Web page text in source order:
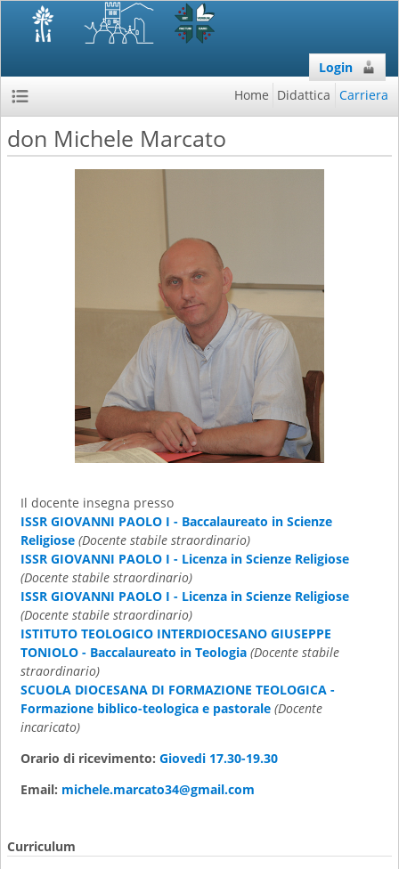
Login
Home Didattica Carriera
don Michele Marcato
Il docente insegna presso
ISSR GIOVANNI PAOLO I - Baccalaureato in Scienze
Religiose (Docente stabile straordinario)
ISSR GIOVANNI PAOLO I - Licenza in Scienze Religiose
(Docente stabile straordinario)
ISSR GIOVANNI PAOLO I - Licenza in Scienze Religiose
(Docente stabile straordinario)
ISTITUTO TEOLOGICO INTERDIOCESANO GIUSEPPE
TONIOLO - Baccalaureato in Teologia (Docente stabile
straordinario)
SCUOLA DIOCESANA DI FORMAZIONE TEOLOGICA -
Formazione biblico-teologica e pastorale (Docente
incaricato)
Orario di ricevimento: Giovedi 17.30-19.30
Email: michele.marcato34@gmail.com
Curriculum